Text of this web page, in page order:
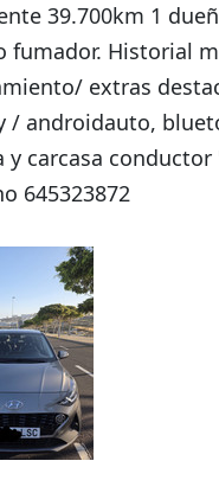
39.700km 1
fumador. Historial
extras
/ androidauto,
y carcasa
645323872